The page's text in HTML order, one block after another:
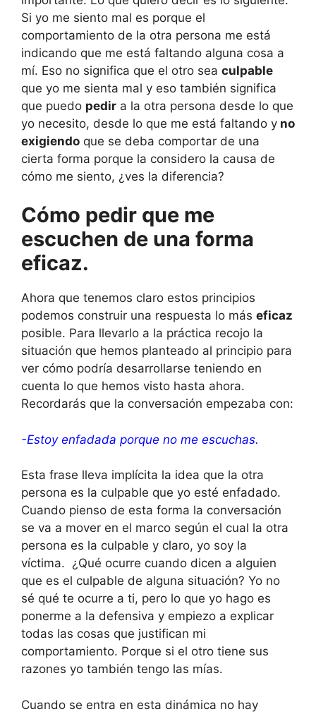
Si yo me siento mal es porque el
comportamiento de la otra persona me está
indicando que me está faltando alguna cosa a
mí. Eso no significa que el otro sea culpable
que yo me sienta mal y eso también significa
que puedo pedir a la otra persona desde lo que
yo necesito, desde lo que me está faltando y no
exigiendo que se deba comportar de una
cierta forma porque la considero la causa de
cómo me siento, ¿ves la diferencia?
Cómo pedir que me
escuchen de una forma
eficaz.
Ahora que tenemos claro estos principios
podemos construir una respuesta lo más eficaz
posible. Para llevarlo a la práctica recojo la
situación que hemos planteado al principio para
ver cómo podría desarrollarse teniendo en
cuenta lo que hemos visto hasta ahora.
Recordarás que la conversación empezaba con:
-Estoy enfadada porque no me escuchas.
Esta frase lleva implícita la idea que la otra
persona es la culpable que yo esté enfadado.
Cuando pienso de esta forma la conversación
se va a mover en el marco según el cual la otra
persona es la culpable y claro, yo soy la
víctima. ¿Qué ocurre cuando dicen a alguien
que es el culpable de alguna situación? Yo no
sé qué te ocurre a ti, pero lo que yo hago es
ponerme a la defensiva y empiezo a explicar
todas las cosas que justifican mi
comportamiento. Porque si el otro tiene sus
razones yo también tengo las mías.
Cuando se entra en esta dinámica no hay